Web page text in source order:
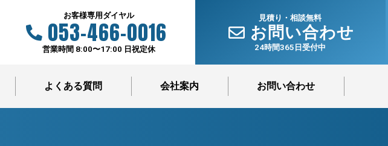
お客様専用ダイヤル
053-466-0016
営業時間 8:00〜17:00 日祝定休
見積り・相談無料
お問い合わせ
24時間365日受付中
よくある質問 会社案内 お問い合わせ